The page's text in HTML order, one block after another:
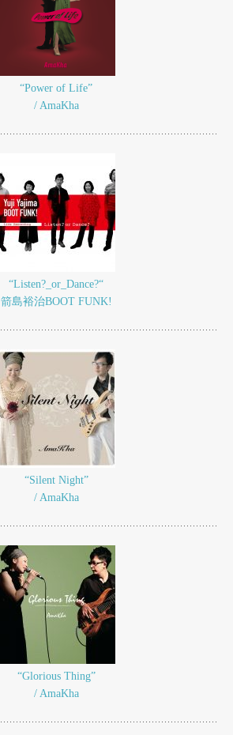
“Power of Life”
/ AmaKha
“Listen?_or_Dance?“
箭島裕治BOOT FUNK!
“Silent Night”
/ AmaKha
“Glorious Thing”
/ AmaKha